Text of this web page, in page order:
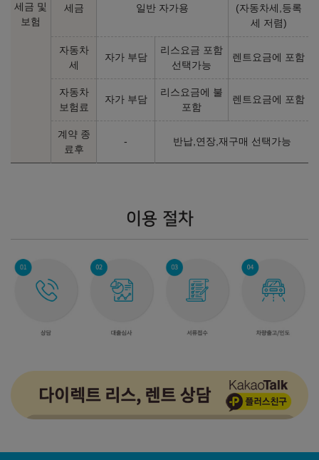
세금 및
보험
세금 일반 자가용
(자동차세,등록
세 저렴)
자동차
세
자가 부담
리스요금 포함
선택가능
렌트요금에 포함
자동차
보험료
자가 부담
리스요금에 불
포함
렌트요금에 포함
계약 종
료후
- 반납,연장,재구매 선택가능
이용 절차
휘발유 14.9
㎞/ℓ
휘발유 14.3
40,050,000
인스퍼레이션 2WD
㎞/ℓ
40,760,000원
인스퍼레이션 AWD
㎞/ℓ
42,990,000원